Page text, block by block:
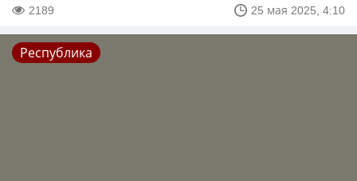
2189 25 мая 2025, 4:10
Республика